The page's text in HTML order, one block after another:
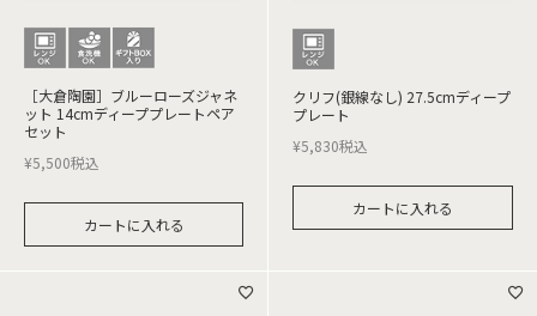
［大倉陶園］ブルーローズジャネ
ット 14cmディーププレートペア
セット
¥5,500税込
カートに入れる
クリフ(銀線なし) 27.5cmディープ
プレート
¥5,830税込
カートに入れる